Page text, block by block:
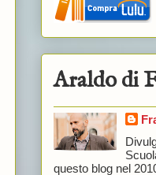
Araldo di
questo blog nel